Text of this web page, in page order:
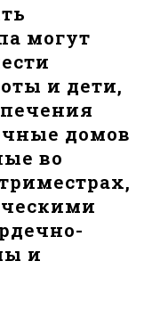
могут
и дети,
домов
во
и